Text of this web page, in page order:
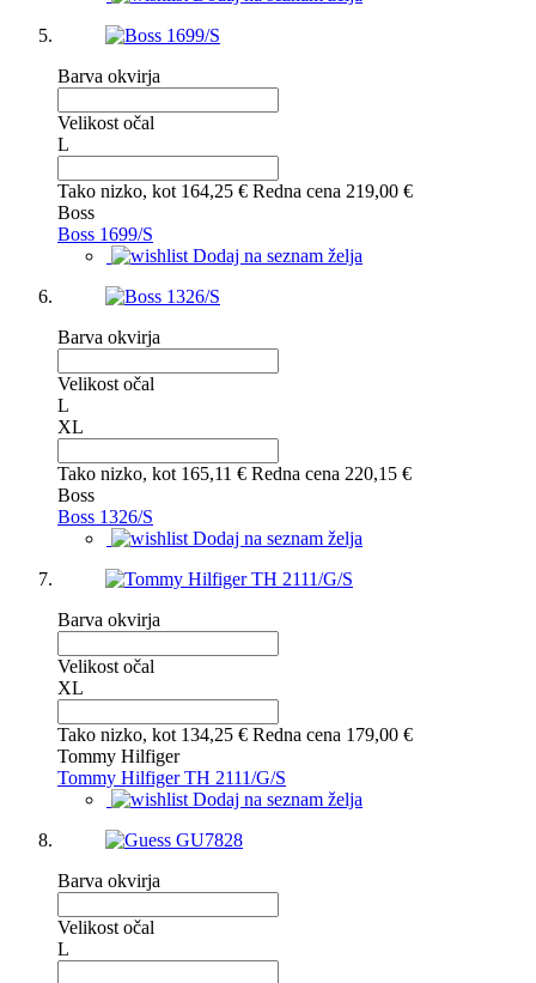
Barva okvirja
Velikost očal
L
Tako nizko, kot 164,25 € Redna cena 219,00 €
Boss
Boss 1699/S
Dodaj na seznam želja
Barva okvirja
Velikost očal
L
XL
Tako nizko, kot 165,11 € Redna cena 220,15 €
Boss
Boss 1326/S
Dodaj na seznam želja
Barva okvirja
Velikost očal
XL
Tako nizko, kot 134,25 € Redna cena 179,00 €
Tommy Hilfiger
Tommy Hilfiger TH 2111/G/S
Dodaj na seznam želja
Barva okvirja
Velikost očal
L